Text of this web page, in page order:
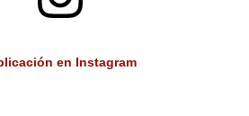
en Instagram